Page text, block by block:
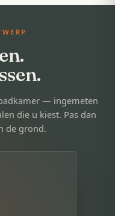
— ingemeten
die u kiest. Pas dan
de grond.